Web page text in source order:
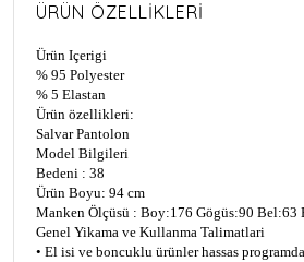
ÜRÜN ÖZELLIKLERI
Ürün Içerigi
% 95 Polyester
% 5 Elastan
Ürün özellikleri:
Salvar Pantolon
Model Bilgileri
Bedeni : 38
Ürün Boyu: 94 cm
Manken Ölçüsü : Boy:176 Gögüs:90 Bel:63
Genel Yikama ve Kullanma Talimatlari
• El isi ve boncuklu ürünler hassas